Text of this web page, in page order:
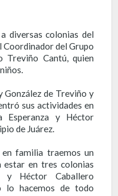
diversas colonias del
Coordinador del Grupo
Treviño Cantú, quien
González de Treviño y
sus actividades en
Esperanza y Héctor
de Juárez.
familia traemos un
estar en tres colonias
y Héctor Caballero
lo hacemos de todo